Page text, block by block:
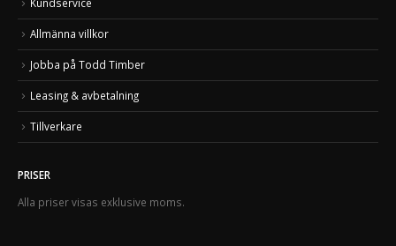
Kundservice
Allmänna villkor
Jobba på Todd Timber
Leasing & avbetalning
Tillverkare
PRISER
Alla priser visas exklusive moms.